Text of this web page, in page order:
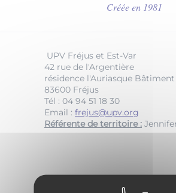
Créée en 1981
UPV Fréjus et Est-Var
42 rue de l'Argentière
résidence l'Auriasque Bâtiment
83600 Fréjus
Tél : 04 94 51 18 30
Email : frejus@upv.org
Référente de territoire :